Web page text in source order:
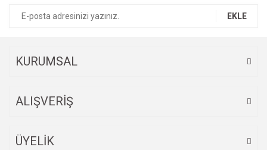
EKLE
KURUMSAL
ALIŞVERİŞ
ÜYELİK